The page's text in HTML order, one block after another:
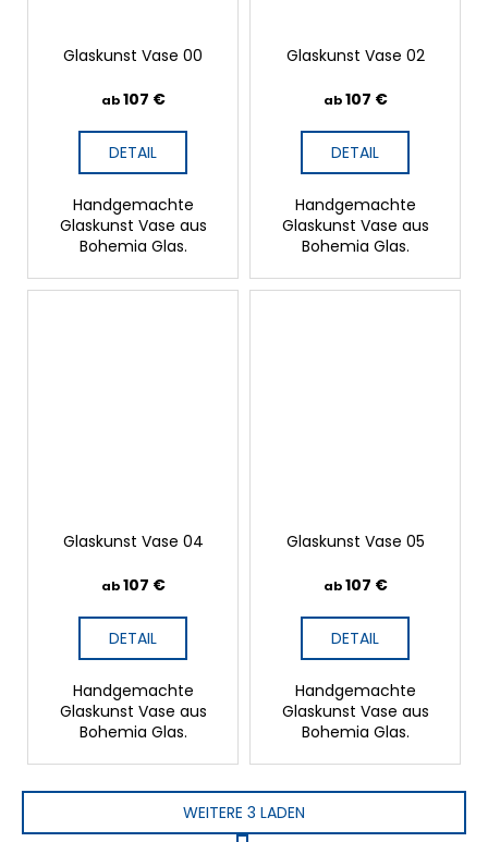
Glaskunst Vase 00
ab107 €
DETAIL
Handgemachte
Glaskunst Vase aus
Bohemia Glas.
Glaskunst Vase 02
ab107 €
DETAIL
Handgemachte
Glaskunst Vase aus
Bohemia Glas.
Glaskunst Vase 04
ab107 €
DETAIL
Handgemachte
Glaskunst Vase aus
Bohemia Glas.
Glaskunst Vase 05
ab107 €
DETAIL
Handgemachte
Glaskunst Vase aus
Bohemia Glas.
WEITERE 3 LADEN